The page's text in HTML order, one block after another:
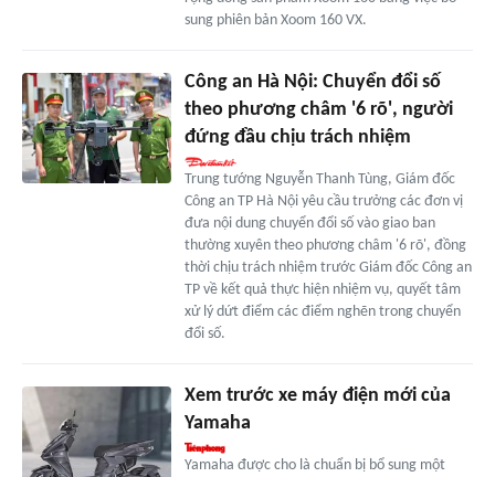
sung phiên bản Xoom 160 VX.
Công an Hà Nội: Chuyển đổi số
theo phương châm '6 rõ', người
đứng đầu chịu trách nhiệm
Trung tướng Nguyễn Thanh Tùng, Giám đốc
Công an TP Hà Nội yêu cầu trưởng các đơn vị
đưa nội dung chuyển đổi số vào giao ban
thường xuyên theo phương châm '6 rõ', đồng
thời chịu trách nhiệm trước Giám đốc Công an
TP về kết quả thực hiện nhiệm vụ, quyết tâm
xử lý dứt điểm các điểm nghẽn trong chuyển
đổi số.
Xem trước xe máy điện mới của
Yamaha
Yamaha được cho là chuẩn bị bổ sung một